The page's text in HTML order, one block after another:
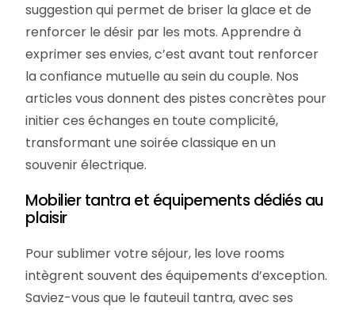
suggestion qui permet de briser la glace et de
renforcer le désir par les mots. Apprendre à
exprimer ses envies, c’est avant tout renforcer
la confiance mutuelle au sein du couple. Nos
articles vous donnent des pistes concrètes pour
initier ces échanges en toute complicité,
transformant une soirée classique en un
souvenir électrique.
Mobilier tantra et équipements dédiés au
plaisir
Pour sublimer votre séjour, les love rooms
intègrent souvent des équipements d’exception.
Saviez-vous que le fauteuil tantra, avec ses